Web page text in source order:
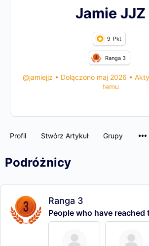
Jamie JJZ
9 Pkt
Ranga 3
@jamiejjz • Dołączono maj 2026 •
temu
Profil Stwórz Artykuł Grupy
Podróżnicy
Ranga 3
People who have reached